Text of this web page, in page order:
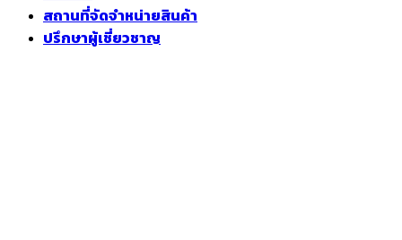
สถานที่จัดจำหน่ายสินค้า
ปรึกษาผู้เชี่ยวชาญ